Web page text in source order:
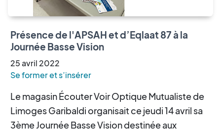
Présence de l'APSAH et d’Eqlaat 87 à la
Journée Basse Vision
25avril2022
Se former et s’insérer
Le magasin Écouter Voir Optique Mutualiste de
Limoges Garibaldi organisait ce jeudi 14 avril sa
3ème Journée Basse Vision destinée aux